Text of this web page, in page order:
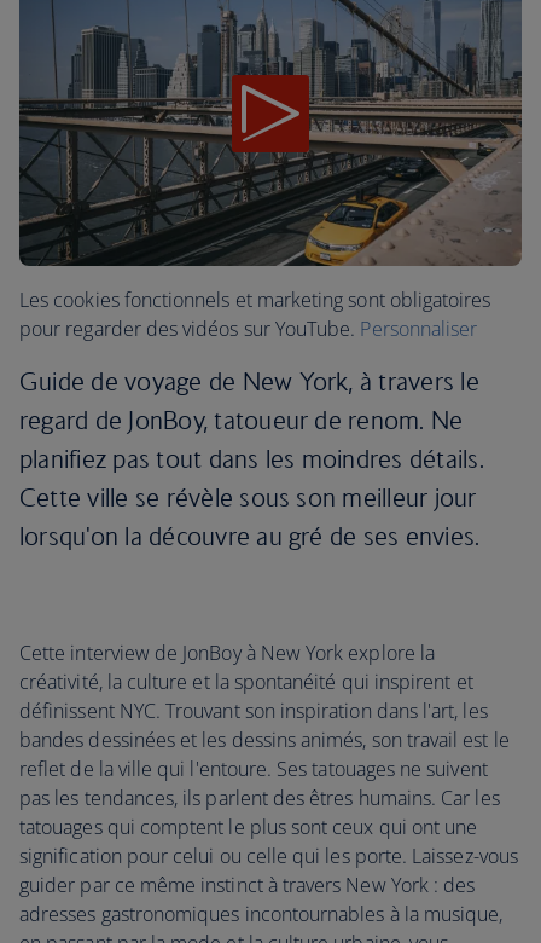
Les cookies fonctionnels et marketing sont obligatoires
pour regarder des vidéos sur YouTube. Personnaliser
Guide de voyage de New York, à travers le
regard de JonBoy, tatoueur de renom. Ne
planifiez pas tout dans les moindres détails.
Cette ville se révèle sous son meilleur jour
lorsqu'on la découvre au gré de ses envies.
Cette interview de JonBoy à New York explore la
créativité, la culture et la spontanéité qui inspirent et
définissent NYC. Trouvant son inspiration dans l'art, les
bandes dessinées et les dessins animés, son travail est le
reflet de la ville qui l'entoure. Ses tatouages ne suivent
pas les tendances, ils parlent des êtres humains. Car les
tatouages qui comptent le plus sont ceux qui ont une
signification pour celui ou celle qui les porte. Laissez-vous
guider par ce même instinct à travers New York : des
adresses gastronomiques incontournables à la musique,